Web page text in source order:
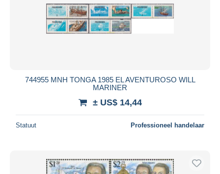
744955 MNH TONGA 1985 EL AVENTUROSO WILL
MARINER
± US$ 14,44
Statuut Professioneel handelaar